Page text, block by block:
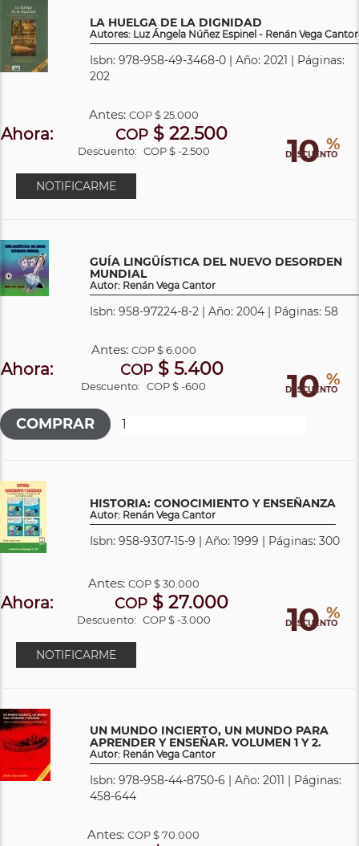
LA HUELGA DE LA DIGNIDAD
Autores: Luz Ángela Núñez Espinel - Renán Vega Cantor
Isbn: 978-958-49-3468-0 | Año: 2021 | Páginas:
202
10 %
DESCUENTO
Antes: COP$ 25.000
Ahora: COP $ 22.500
Descuento: COP $ -2.500
NOTIFICARME
GUÍA LINGÜÍSTICA DEL NUEVO DESORDEN
MUNDIAL
Autor: Renán Vega Cantor
Isbn: 958-97224-8-2 | Año: 2004 | Páginas: 58
10 %
DESCUENTO
Antes: COP$ 6.000
Ahora: COP$ 5.400
Descuento: COP $ -600
HISTORIA: CONOCIMIENTO Y ENSEÑANZA
Autor: Renán Vega Cantor
Isbn: 958-9307-15-9 | Año: 1999 | Páginas: 300
10 %
DESCUENTO
Antes: COP$ 30.000
Ahora: COP $ 27.000
Descuento: COP $ -3.000
NOTIFICARME
UN MUNDO INCIERTO, UN MUNDO PARA
APRENDER Y ENSEÑAR. VOLUMEN 1 Y 2.
Autor: Renán Vega Cantor
Isbn: 978-958-44-8750-6 | Año: 2011 | Páginas:
458-644
Antes:COP$ 70.000